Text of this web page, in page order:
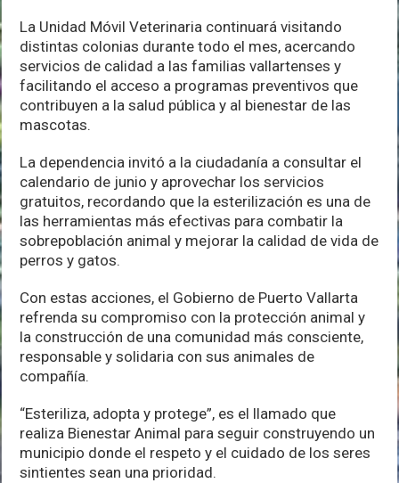
La Unidad Móvil Veterinaria continuará visitando
distintas colonias durante todo el mes, acercando
servicios de calidad a las familias vallartenses y
facilitando el acceso a programas preventivos que
contribuyen a la salud pública y al bienestar de las
mascotas.
La dependencia invitó a la ciudadanía a consultar el
calendario de junio y aprovechar los servicios
gratuitos, recordando que la esterilización es una de
las herramientas más efectivas para combatir la
sobrepoblación animal y mejorar la calidad de vida de
perros y gatos.
Con estas acciones, el Gobierno de Puerto Vallarta
refrenda su compromiso con la protección animal y
la construcción de una comunidad más consciente,
responsable y solidaria con sus animales de
compañía.
“Esteriliza, adopta y protege”, es el llamado que
realiza Bienestar Animal para seguir construyendo un
municipio donde el respeto y el cuidado de los seres
sintientes sean una prioridad.